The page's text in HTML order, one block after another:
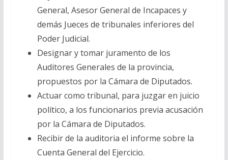
General, Asesor General de Incapaces y
demás Jueces de tribunales inferiores del
Poder Judicial.
Designar y tomar juramento de los
Auditores Generales de la provincia,
propuestos por la Cámara de Diputados.
Actuar como tribunal, para juzgar en juicio
político, a los funcionarios previa acusación
por la Cámara de Diputados.
Recibir de la auditoria el informe sobre la
Cuenta General del Ejercicio.